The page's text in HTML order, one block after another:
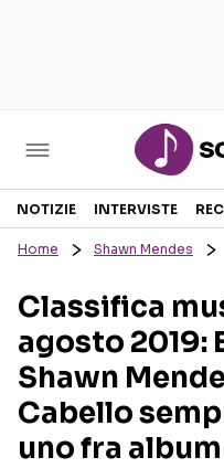
Sezioni
RECENSIONI MUSICALI
INTERVISTE
GOSSIP E CURIOSITÀ
NOTIZIE INTERVISTE
Home Shawn Mendes
Classifica
agosto 2019:
Shawn
Cabello
uno fra